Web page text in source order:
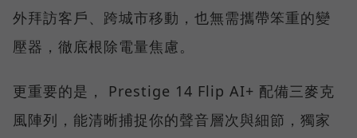
外拜訪客戶、跨城市移動，也無需攜帶笨重的變
壓器，徹底根除電量焦慮。
更重要的是， Prestige 14 Flip AI+ 配備三麥克
風陣列，能清晰捕捉你的聲音層次與細節，獨家